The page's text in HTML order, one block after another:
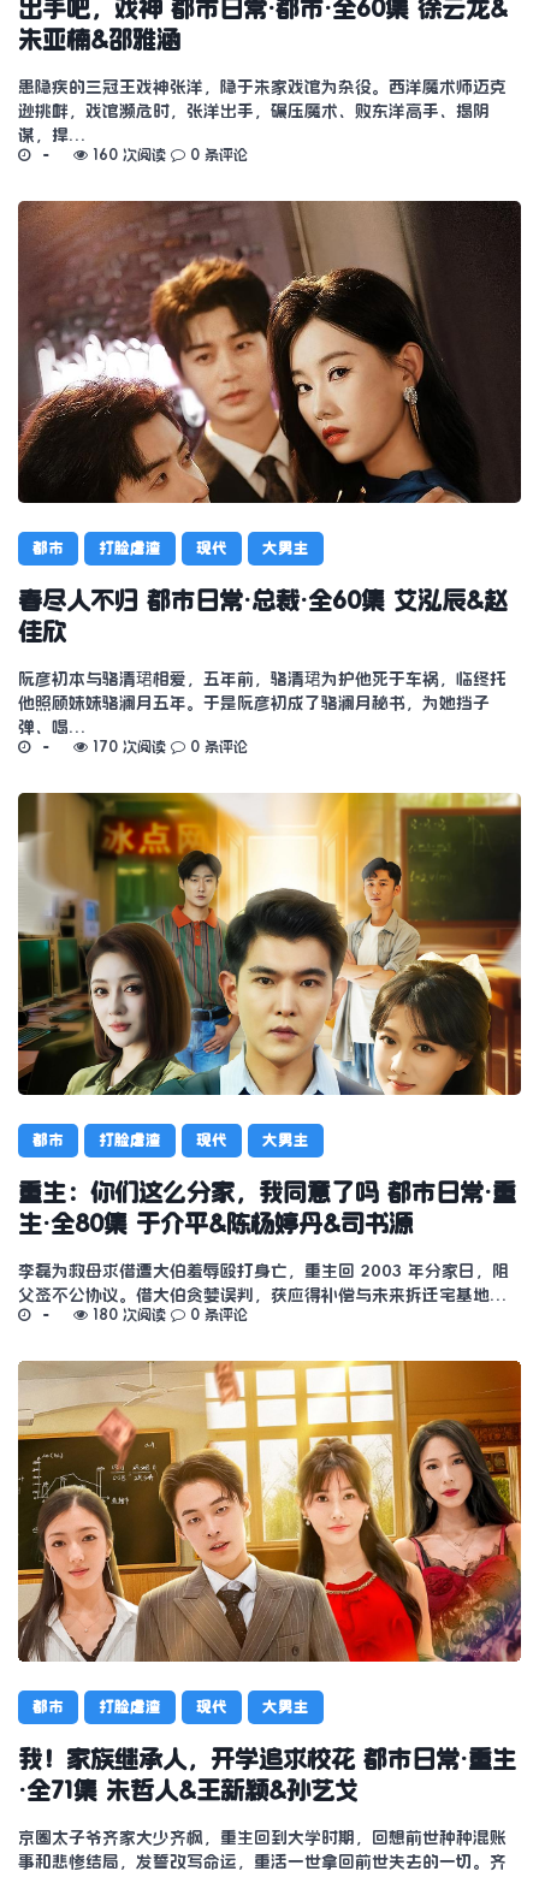
出手吧，戏神 都市日常·都市·全60集 徐云龙&
朱亚楠&邵雅涵
患隐疾的三冠王戏神张洋，隐于朱家戏馆为杂役。西洋魔术师迈克
逊挑衅，戏馆濒危时，张洋出手，碾压魔术、败东洋高手、揭阴
谋，捍…
160 次阅读 0 条评论
都市 打脸虐渣 现代 大男主
春尽人不归 都市日常·总裁·全60集 艾泓辰&赵
佳欣
阮彦初本与骆清珺相爱，五年前，骆清珺为护他死于车祸，临终托
他照顾妹妹骆澜月五年。于是阮彦初成了骆澜月秘书，为她挡子
弹、喝…
170 次阅读 0 条评论
都市 打脸虐渣 现代 大男主
重生：你们这么分家，我同意了吗 都市日常·重
生·全80集 于介平&陈杨婷丹&司书源
李磊为救母求借遭大伯羞辱殴打身亡，重生回 2003 年分家日，阻
父签不公协议。借大伯贪婪误判，获应得补偿与未来拆迁宅基地…
180 次阅读 0 条评论
都市 打脸虐渣 现代 大男主
我！家族继承人，开学追求校花 都市日常·重生
·全71集 朱哲人&王新颖&孙艺戈
京圈太子爷齐家大少齐枫，重生回到大学时期，回想前世种种混账
事和悲惨结局，发誓改写命运，重活一世拿回前世失去的一切。齐